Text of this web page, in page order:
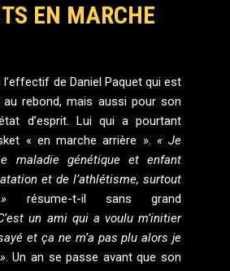
EN MARCHE
de Daniel Paquet qui est
rebond, mais aussi pour son
d’esprit. Lui qui a pourtant
« en marche arrière ». « Je
maladie génétique et enfant
et de l’athlétisme, surtout
résume-t-il sans grand
un ami qui a voulu m’initier
et ça ne m’a pas plu alors je
. Un an se passe avant que son